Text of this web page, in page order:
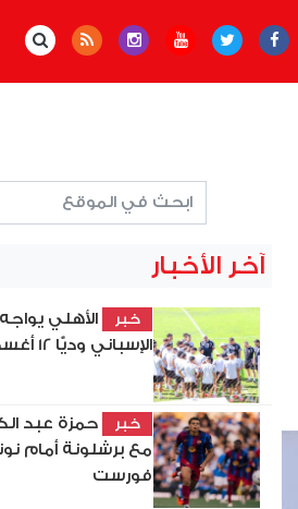
آخر الأخبار
خبر
الأهلي يواجه
الإسباني وديًّا 12 أغسطس
خبر
حمزة عبد
مع برشلونة أمام
فورست